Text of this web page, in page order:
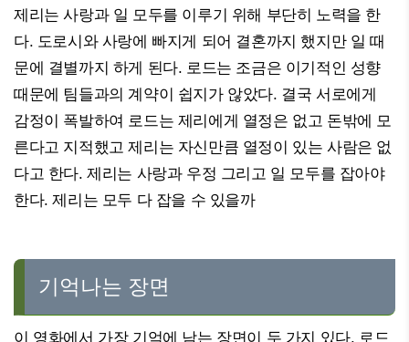
제리는 사랑과 일 모두를 이루기 위해 부단히 노력을 한
다. 도로시와 사랑에 빠지게 되어 결혼까지 했지만 일 때
문에 결별까지 하게 된다. 로드는 조금은 이기적인 성향
때문에 팀들과의 계약이 쉽지가 않았다. 결국 서로에게
감정이 폭발하여 로드는 제리에게 열정은 없고 돈밖에 모
른다고 지적했고 제리는 자신만큼 열정이 있는 사람은 없
다고 한다. 제리는 사랑과 우정 그리고 일 모두를 잡아야
한다. 제리는 모두 다 잡을 수 있을까
기억나는 장면
이 영화에서 가장 기억에 남는 장면이 두 가지 있다. 로드